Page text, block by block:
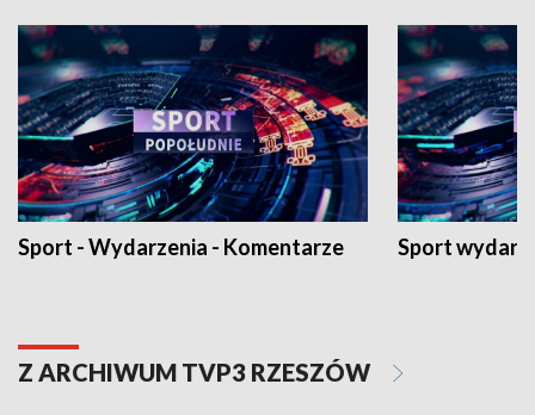
Sport - Wydarzenia - Komentarze Sport
Z ARCHIWUM TVP3 RZESZÓW